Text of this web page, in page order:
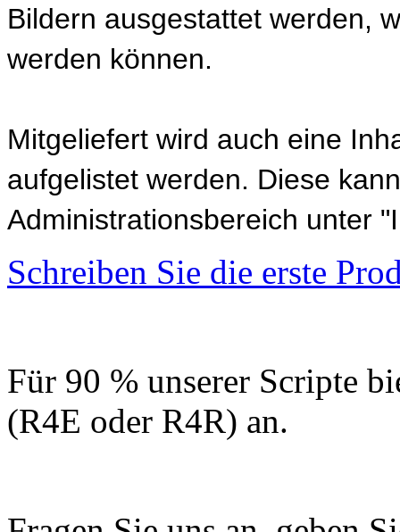
Bildern ausgestattet werden,
werden können.
Mitgeliefert wird auch eine
aufgelistet werden. Diese
Administrationsbereich unter
Schreiben Sie die erste
Für 90 % unserer Scripte
(R4E oder R4R) an.